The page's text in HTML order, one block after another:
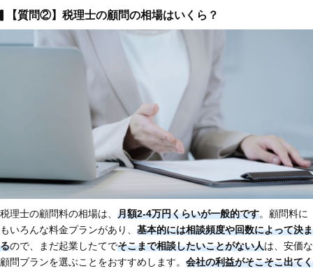
【質問②】税理士の顧問の相場はいくら？
税理士の顧問料の相場は、 月額2-4万円くらいが一般的です。顧問料に
もいろんな料金プランがあり、 基本的には相談頻度や回数によって決ま
るので、まだ起業したてでそこまで相談したいことがない人は、安価な
顧問プランを選ぶことをおすすめします。 会社の利益がそこそこ出てく